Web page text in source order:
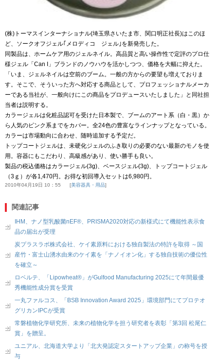
(株)トーマスインターナショナル(埼玉県さいたま市、関口明正社長)はこのほ
ど、ソークオフジェル｢メロディコ ジェル｣を新発売した。
同製品は、ホームケア用のジェルネイル。高品質と高い操作性で定評のプロ仕
様ジェル「Can I」ブランドのノウハウを活かしつつ、価格を大幅に抑えた。
「いま、ジェルネイルは空前のブーム。一般の方からの要望も増えておりま
す。そこで、そういった方へ対応する商品として、プロフェッショナルメーカ
ーである当社が、一般向けにこの商品をプロデュースいたしました」と同社担
当者は説明する。
カラージェルは化粧品認可を受けた日本製で、ブームのアート系（白・黒）か
ら人気のピンク系までをカバー。全24色の豊富なラインナップとなっている。
カラーは市場動向に合わせ、随時追加する予定だ。
トップコートジェルは、未硬化ジェルのふき取りの必要のない最新のモノを使
用。容器にもこだわり、高級感があり、使い勝手も良い。
製品の税込価格はカラージェル(3g)、ベースジェル(3g)、トップコートジェル
（3ｇ）が各1,470円。お得な初回導入セットは6,980円。
2010年04月19日 10：55 美容器具・用品
関連記事
IHM、ナノ型乳酸菌nEF®、PRISMA2020対応の新様式にて機能性表示食
品の届出が受理
炭プラスラボ株式会社、ケイ素原料における独自製法の特許を取得 ～国
産竹・富士山湧水由来のケイ素を「ナノイオン化」する独自技術の優位性
を確立～
ロベルテ、「Lipowheat®」がGulfood Manufacturing 2025にて年間最優
秀機能性成分賞を受賞
一丸ファルコス、「BSB Innovation Award 2025」環境部門にてプロテオ
グリカンIPCが受賞
常磐植物化学研究所、未来の植物化学を担う研究者を表彰「第3回 松尾仁
賞」を贈呈。
ユニアル、北海道大学より「北大発認定スタートアップ企業」の称号を授
与